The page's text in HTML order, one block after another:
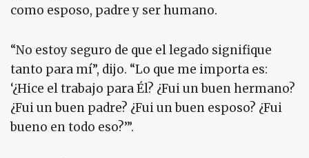
como esposo, padre y ser humano.
“No estoy seguro de que el legado signifique
tanto para mí”, dijo. “Lo que me importa es:
‘¿Hice el trabajo para Él? ¿Fui un buen hermano?
¿Fui un buen padre? ¿Fui un buen esposo? ¿Fui
bueno en todo eso?’”.